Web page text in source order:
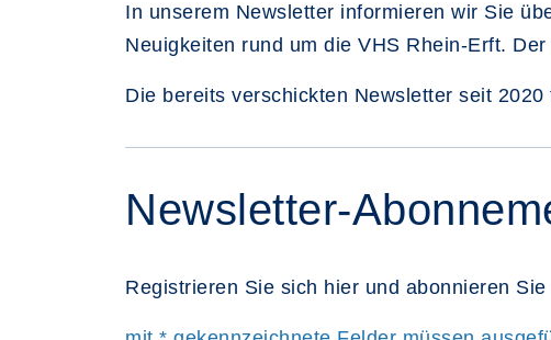
In unserem Newsletter informieren wir Sie
Neuigkeiten rund um die VHS Rhein-Erft.
Die bereits verschickten Newsletter seit
Newsletter-
Registrieren Sie sich hier und abonnieren